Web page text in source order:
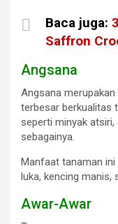
Baca juga:
Saffron
Angsana
Angsana
terbesar berkualitas
seperti minyak
sebagainya.
Manfaat tanaman
luka, kencing manis,
Awar-Awar